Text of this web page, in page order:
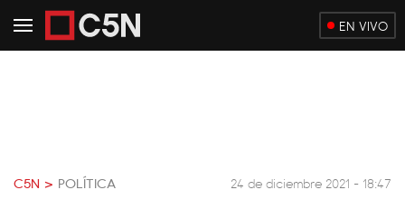
EN VIVO
C5N > POLÍTICA 24 de diciembre 2021 - 18:47